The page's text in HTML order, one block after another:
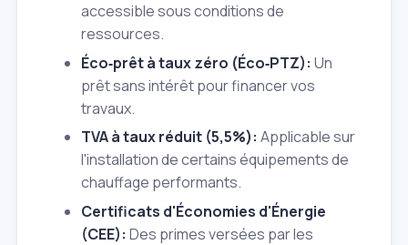
accessible sous conditions de
ressources.
Éco‑prêt à taux zéro (Éco‑PTZ): Un
prêt sans intérêt pour financer vos
travaux.
TVA à taux réduit (5,5%): Applicable sur
l'installation de certains équipements de
chauffage performants.
Certificats d'Économies d'Énergie
(CEE): Des primes versées par les